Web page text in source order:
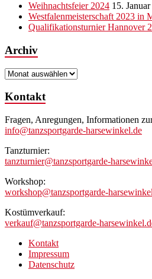
Weihnachtsfeier 2024 15.
Westfalenmeisterschaft 2023 in
Qualifikationsturnier Hannover
Archiv
Archiv
Kontakt
Fragen, Anregungen, Informationen
info@tanzsportgarde-harsewinkel.de
Tanzturnier:
tanzturnier@tanzsportgarde-
Workshop:
workshop@tanzsportgarde-
Kostümverkauf:
verkauf@tanzsportgarde-
Kontakt
Impressum
Datenschutz